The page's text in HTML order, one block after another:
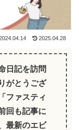
2025.04.28
日記を訪問
がとうござ
ファスティ
回も記事に
最新のエビ